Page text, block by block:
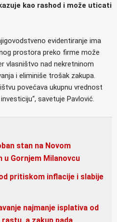
kao rashod i može uticati
evidentiranje ima
prostora preko firme može
vlasništvo nad nekretninom
i eliminiše trošak zakupa.
povećava ukupnu vrednost
savetuje Pavlović.
stan na Novom
u Gornjem Milanovcu
pritiskom inflacije i slabije
najmanje isplativa od
a zakup pada